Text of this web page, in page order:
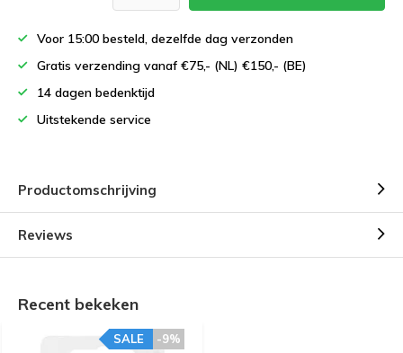
Voor 15:00 besteld, dezelfde dag verzonden
Gratis verzending vanaf €75,- (NL) €150,- (BE)
14 dagen bedenktijd
Uitstekende service
Productomschrijving
Reviews
Recent bekeken
-9%
SALE